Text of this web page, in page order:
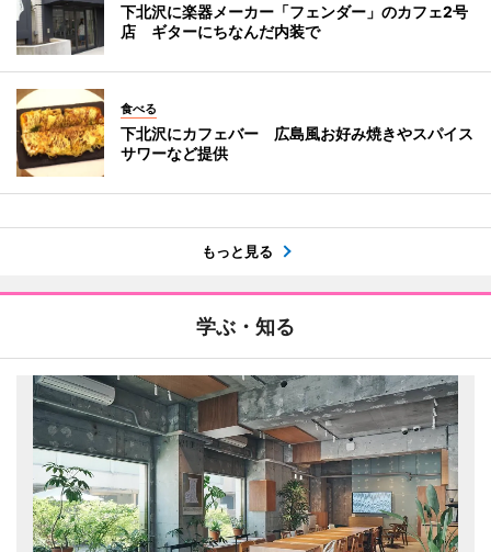
下北沢に楽器メーカー「フェンダー」のカフェ2号
店 ギターにちなんだ内装で
食べる
下北沢にカフェバー 広島風お好み焼きやスパイス
サワーなど提供
もっと見る
学ぶ・知る